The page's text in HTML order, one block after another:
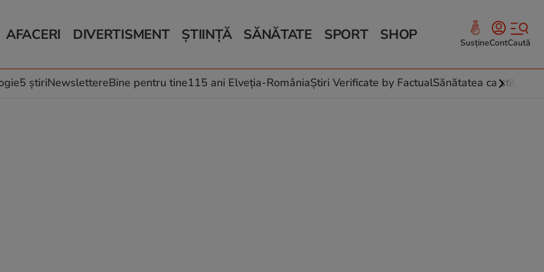
AFACERI
Auto
Locuri de muncă
DIVERTISMENT
Horoscop
Muzică și Filme
ȘTIINȚĂ
Schimbări climatice
SĂNĂTATE
Relații
Rețete culinare
SPORT SHOP SusțineContCaută
5 știriNewslettereBine pentru tine115 ani Elveția-RomâniaȘtiri Verificate by FactualSănătatea ca stil de